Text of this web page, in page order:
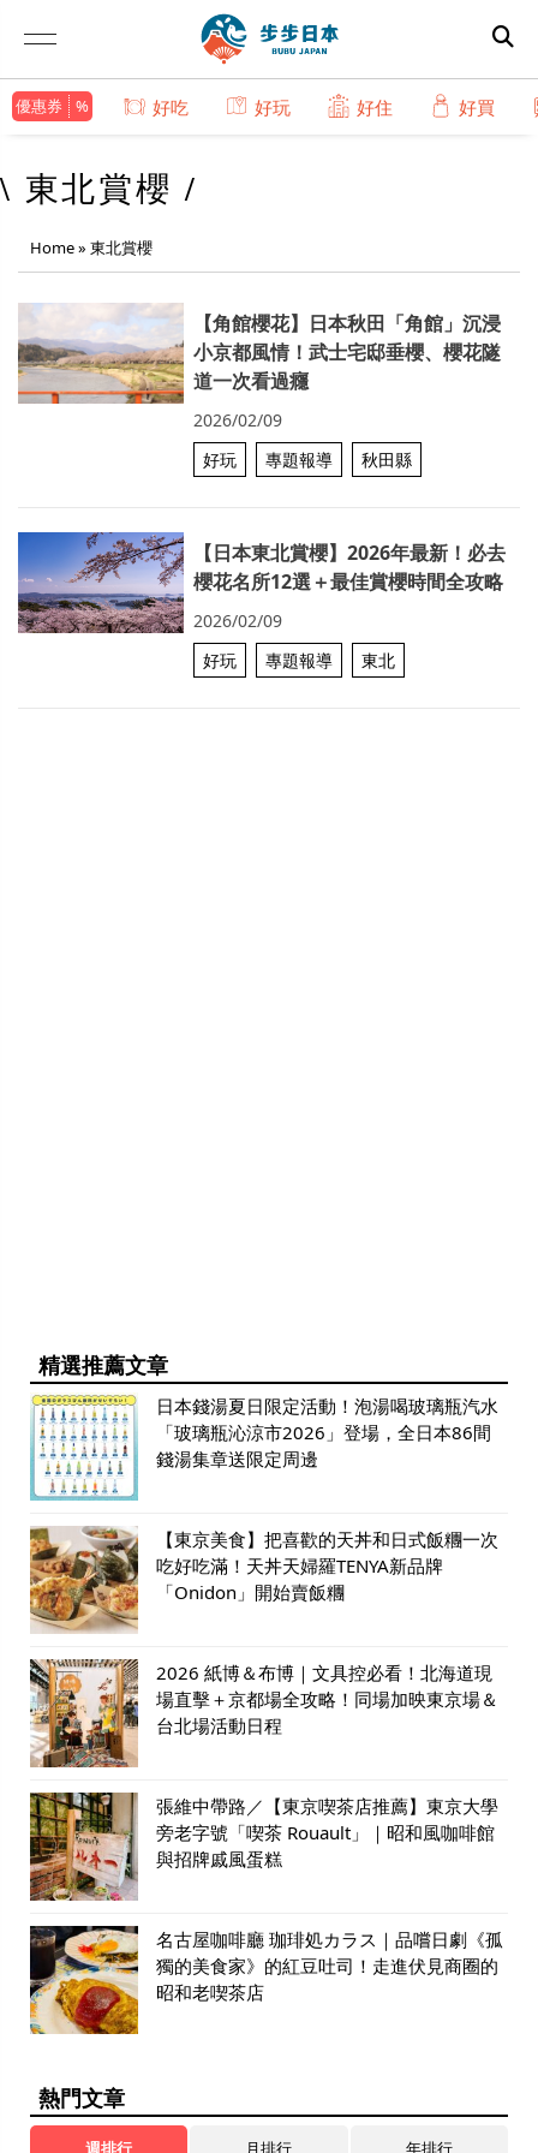
優惠券 好吃 好玩 好住 好買
\ 東北賞櫻 /
Home» 東北賞櫻
【角館櫻花】日本秋田「角館」沉浸
小京都風情！武士宅邸垂櫻、櫻花隧
道一次看過癮
2026/02/09
好玩
專題報導 秋田縣
【日本東北賞櫻】2026年最新！必去
櫻花名所12選＋最佳賞櫻時間全攻略
2026/02/09
好玩
專題報導 東北
精選推薦文章
日本錢湯夏日限定活動！泡湯喝玻璃瓶汽水
「玻璃瓶沁涼市2026」登場，全日本86間
錢湯集章送限定周邊
【東京美食】把喜歡的天丼和日式飯糰一次
吃好吃滿！天丼天婦羅TENYA新品牌
「Onidon」開始賣飯糰
2026 紙博＆布博｜文具控必看！北海道現
場直擊＋京都場全攻略！同場加映東京場＆
台北場活動日程
張維中帶路／【東京喫茶店推薦】東京大學
旁老字號「喫茶 Rouault」｜昭和風咖啡館
與招牌戚風蛋糕
名古屋咖啡廳 珈琲処カラス｜品嚐日劇《孤
獨的美食家》的紅豆吐司！走進伏見商圈的
昭和老喫茶店
熱門文章
週排行 月排行 年排行